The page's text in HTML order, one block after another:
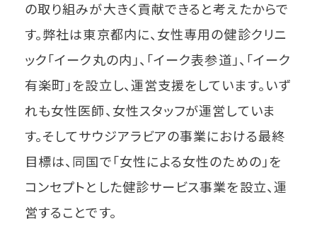
の取り組みが大きく貢献できると考えたからで
す。弊社は東京都内に、女性専用の健診クリニ
ック「イーク丸の内」、「イーク表参道」、「イーク
有楽町」を設立し、運営支援をしています。いず
れも女性医師、女性スタッフが運営していま
す。そしてサウジアラビアの事業における最終
目標は、同国で「女性による女性のための」を
コンセプトとした健診サービス事業を設立、運
営することです。